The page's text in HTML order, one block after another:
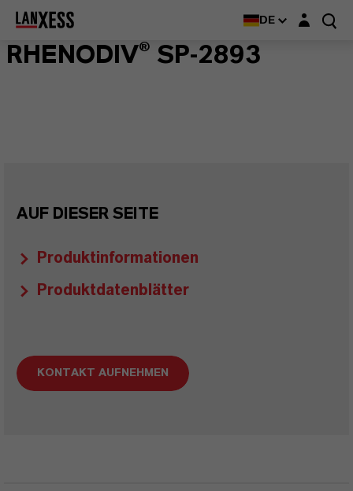
DE Login-Maske
RHENODIV® SP-2893
AUF DIESER SEITE
Produktinformationen
Produktdatenblätter
KONTAKT AUFNEHMEN